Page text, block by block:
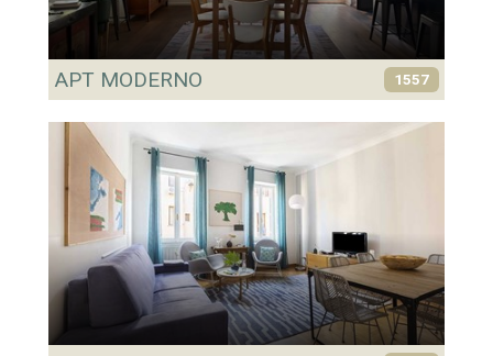
APT MODERNO 1557